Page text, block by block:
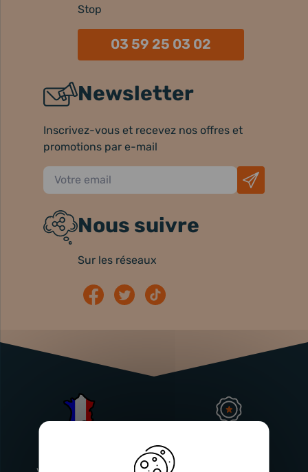
Stop
03 59 25 03 02
Newsletter
Inscrivez-vous et recevez nos offres et
promotions par e-mail
Nous suivre
Sur les réseaux